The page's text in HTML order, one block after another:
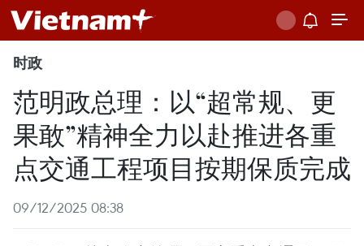
时政
范明政总理：以“超常规、更
果敢”精神全力以赴推进各重
点交通工程项目按期保质完成
09/12/2025 08:38